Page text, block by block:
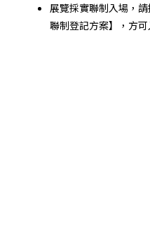
展覽採實聯制入場，
聯制登記方案】，方可